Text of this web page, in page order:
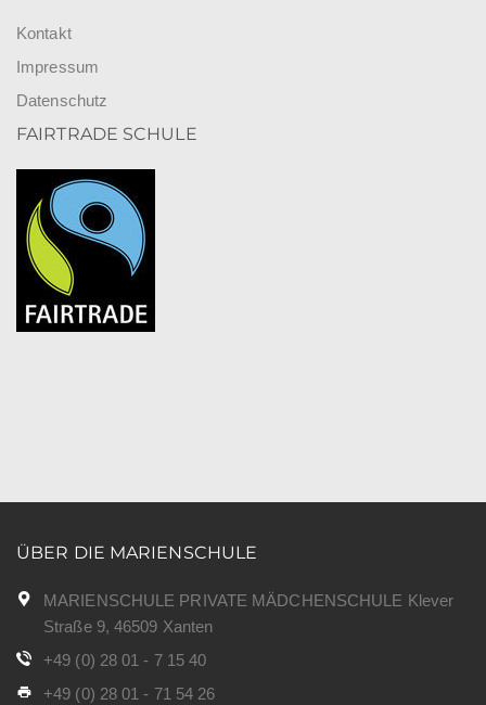
Kontakt
Impressum
Datenschutz
FAIRTRADE SCHULE
ÜBER DIE MARIENSCHULE
MARIENSCHULE PRIVATE MÄDCHENSCHULE Klever
Straße 9, 46509 Xanten
+49 (0) 28 01 - 7 15 40
+49 (0) 28 01 - 71 54 26